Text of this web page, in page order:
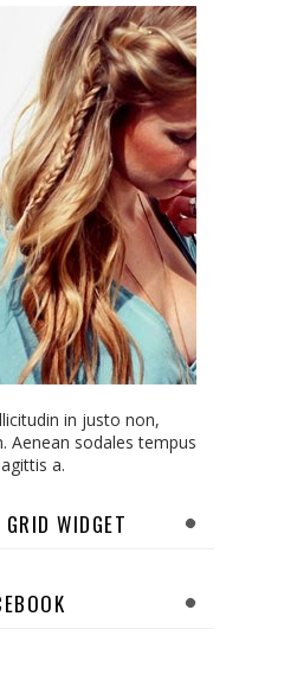
in justo non,
Aenean sodales tempus
a.
GRID WIDGET